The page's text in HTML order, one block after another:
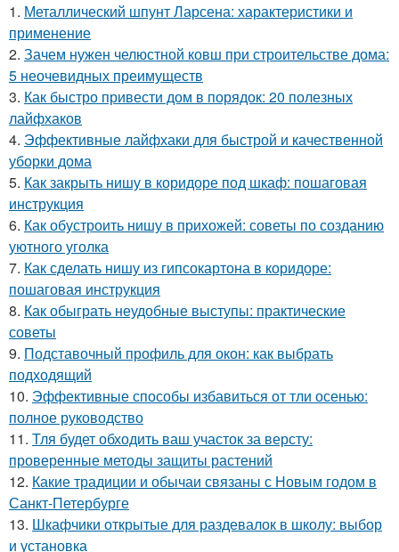
1. Металлический шпунт Ларсена: характеристики и
применение
2. Зачем нужен челюстной ковш при строительстве дома:
5 неочевидных преимуществ
3. Как быстро привести дом в порядок: 20 полезных
лайфхаков
4. Эффективные лайфхаки для быстрой и качественной
уборки дома
5. Как закрыть нишу в коридоре под шкаф: пошаговая
инструкция
6. Как обустроить нишу в прихожей: советы по созданию
уютного уголка
7. Как сделать нишу из гипсокартона в коридоре:
пошаговая инструкция
8. Как обыграть неудобные выступы: практические
советы
9. Подставочный профиль для окон: как выбрать
подходящий
10. Эффективные способы избавиться от тли осенью:
полное руководство
11. Тля будет обходить ваш участок за версту:
проверенные методы защиты растений
12. Какие традиции и обычаи связаны с Новым годом в
Санкт-Петербурге
13. Шкафчики открытые для раздевалок в школу: выбор
и установка